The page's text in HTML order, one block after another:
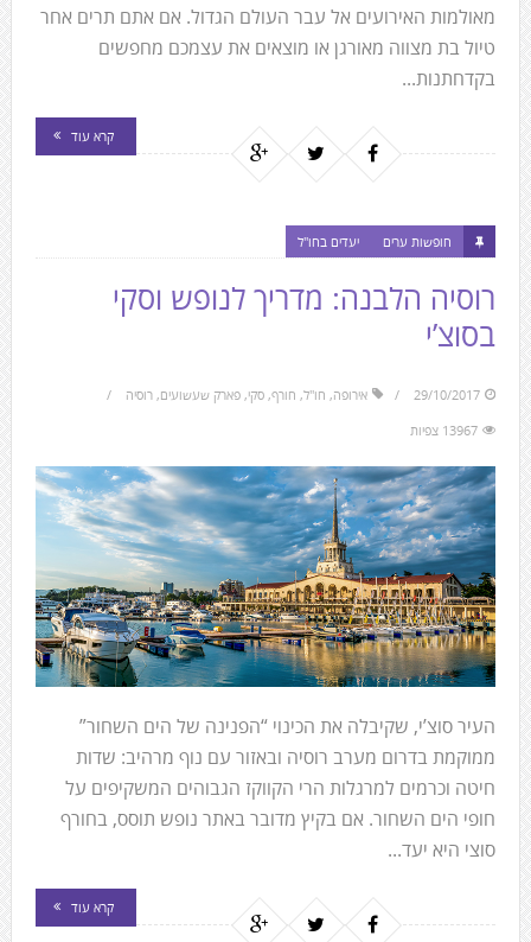
מאולמות האירועים אל עבר העולם הגדול. אם אתם תרים אחר
טיול בת מצווה מאורגן או מוצאים את עצמכם מחפשים
בקדחתנות...
קרא עוד
חופשות ערים יעדים בחו"ל
רוסיה הלבנה: מדריך לנופש וסקי
בסוצ’י
29/10/2017 אירופה, חו"ל, חורף, סקי, פארק שעשועים, רוסיה
13967 צפיות
העיר סוצ’י, שקיבלה את הכינוי “הפנינה של הים השחור”
ממוקמת בדרום מערב רוסיה ובאזור עם נוף מרהיב: שדות
חיטה וכרמים למרגלות הרי הקווקז הגבוהים המשקיפים על
חופי הים השחור. אם בקיץ מדובר באתר נופש תוסס, בחורף
סוצי היא יעד...
קרא עוד